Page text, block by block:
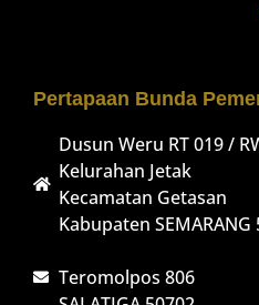
Pertapaan Bunda
Dusun Weru RT 019 /
Kelurahan Jetak
Kecamatan Getasan
Kabupaten SEMARANG
Teromolpos 806